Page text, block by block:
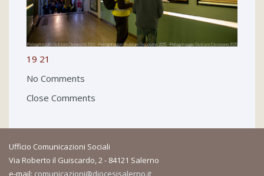
19 21
No Comments
Close Comments
Ufficio Comunicazioni Sociali
Via Roberto il Guiscardo, 2 - 84121 Salerno
e-mail: comunicazioni@diocesisalerno.it